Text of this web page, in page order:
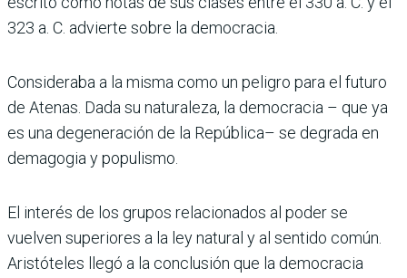
323 a. C. advierte sobre la demo­cracia.
Consideraba a la misma como un peligro para el futuro
de Atenas. Dada su naturaleza, la democracia – que ya
es una degeneración de la República– se degrada en
demagogia y populismo.
El interés de los grupos rela­cionados al poder se
vuelven superiores a la ley natural y al sentido común.
Aristóte­les llegó a la conclusión que la democracia